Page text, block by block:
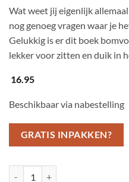
Wat weet jij eigenlijk
nog genoeg vragen waar je
Gelukkig is er dit boek
lekker voor zitten en duik in
16.95
Beschikbaar via nabestelling
GRATIS INPAKKEN?